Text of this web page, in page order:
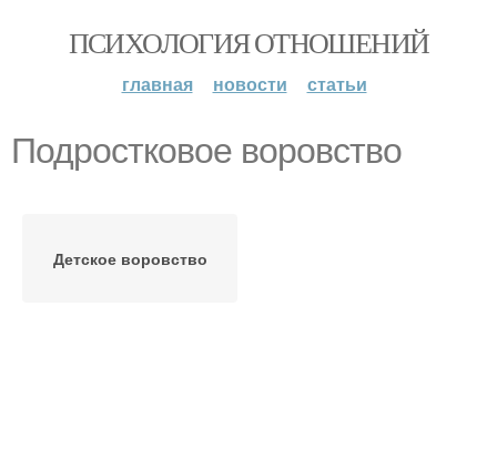
ПСИХОЛОГИЯ ОТНОШЕНИЙ
главная новости статьи
Подростковое воровство
Детское воровство